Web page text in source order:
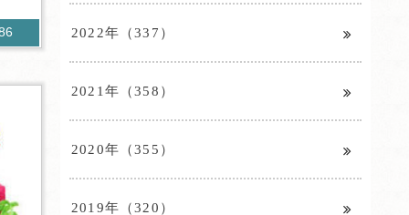
2022年（337）
2021年（358）
2020年（355）
2019年（320）